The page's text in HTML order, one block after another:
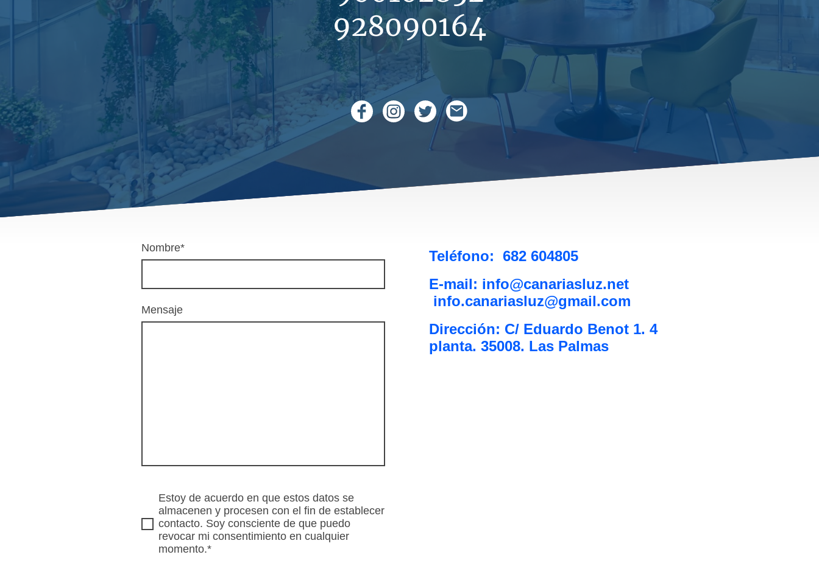
928090164
Nombre*
Mensaje
Estoy de acuerdo en que estos datos se
almacenen y procesen con el fin de establecer
contacto. Soy consciente de que puedo
revocar mi consentimiento en cualquier
momento.*
Teléfono: 682 604805
E-mail: info@canariasluz.net
info.canariasluz@gmail.com
Dirección: C/ Eduardo Benot 1. 4
planta. 35008. Las Palmas